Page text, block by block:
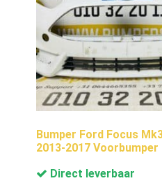
Bumper Ford Focus
2013-2017 Voorbumper
Direct leverbaar